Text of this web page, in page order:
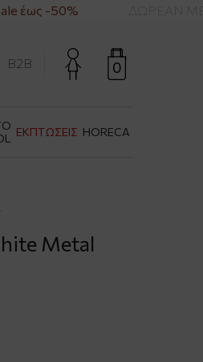
έως -50% ΔΩΡΕΑΝ
0
B2B
ΕΚΠΤΩΣΕΙΣ HORECA
Metal